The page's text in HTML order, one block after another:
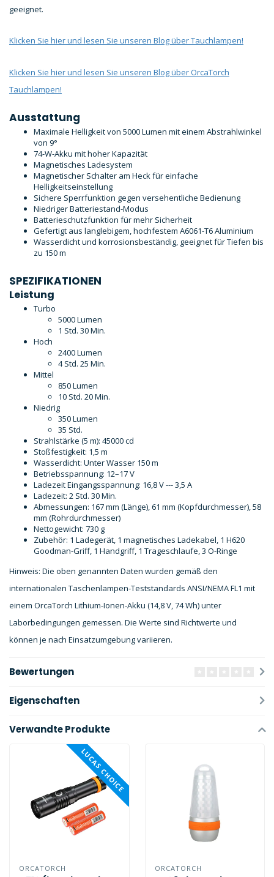
geeignet.
Klicken Sie hier und lesen Sie unseren Blog über Tauchlampen!
Klicken Sie hier und lesen Sie unseren Blog über OrcaTorch
Tauchlampen!
Ausstattung
Maximale Helligkeit von 5000 Lumen mit einem Abstrahlwinkel
von 9°
74-W-Akku mit hoher Kapazität
Magnetisches Ladesystem
Magnetischer Schalter am Heck für einfache
Helligkeitseinstellung
Sichere Sperrfunktion gegen versehentliche Bedienung
Niedriger Batteriestand-Modus
Batterieschutzfunktion für mehr Sicherheit
Gefertigt aus langlebigem, hochfestem A6061-T6 Aluminium
Wasserdicht und korrosionsbeständig, geeignet für Tiefen bis
zu 150 m
SPEZIFIKATIONEN
Leistung
Turbo
5000 Lumen
1 Std. 30 Min.
Hoch
2400 Lumen
4 Std. 25 Min.
Mittel
850 Lumen
10 Std. 20 Min.
Niedrig
350 Lumen
35 Std.
Strahlstärke (5 m): 45000 cd
Stoßfestigkeit: 1,5 m
Wasserdicht: Unter Wasser 150 m
Betriebsspannung: 12–17 V
Ladezeit Eingangsspannung: 16,8 V --- 3,5 A
Ladezeit: 2 Std. 30 Min.
Abmessungen: 167 mm (Länge), 61 mm (Kopfdurchmesser), 58
mm (Rohrdurchmesser)
Nettogewicht: 730 g
Zubehör: 1 Ladegerät, 1 magnetisches Ladekabel, 1 H620
Goodman-Griff, 1 Handgriff, 1 Trageschlaufe, 3 O-Ringe
Hinweis: Die oben genannten Daten wurden gemäß den
internationalen Taschenlampen-Teststandards ANSI/NEMA FL1 mit
einem OrcaTorch Lithium-Ionen-Akku (14,8 V, 74 Wh) unter
Laborbedingungen gemessen. Die Werte sind Richtwerte und
können je nach Einsatzumgebung variieren.
Bewertungen
Eigenschaften
Verwandte Produkte
LUCAS CHOICE
ORCATORCH ORCATORCH